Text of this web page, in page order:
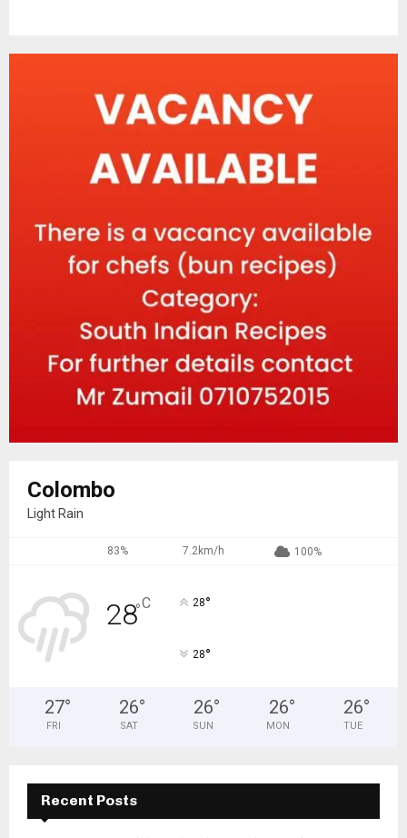
Colombo
Light Rain
83% 7.2km/h 100%
28°C 28°
28°
27°
FRI
26°
SAT
26°
SUN
26°
MON
26°
TUE
Recent Posts